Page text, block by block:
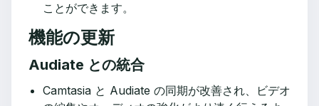
ことができます。
機能の更新
Audiate との統合
Camtasia と Audiate の同期が改善され、ビデオ